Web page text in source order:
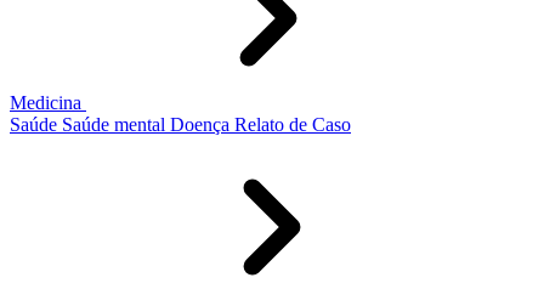
Medicina
Saúde Saúde mental Doença Relato de Caso